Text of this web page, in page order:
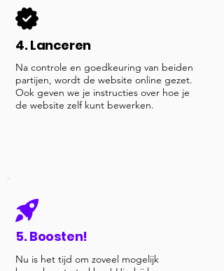
4. Lanceren
Na controle en goedkeuring van beiden
partijen, wordt de website online gezet.
Ook geven we je instructies over hoe je
de website zelf kunt bewerken.
5. Boosten!
Nu is het tijd om zoveel mogelijk